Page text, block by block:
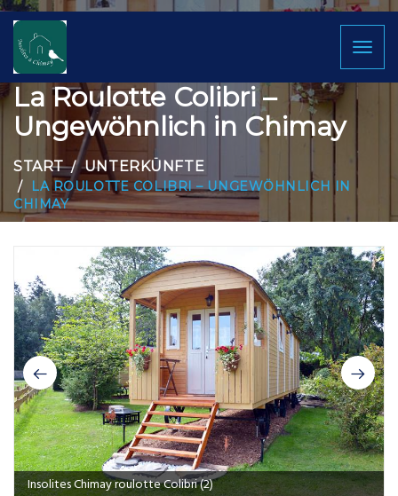
La Roulotte Colibri –
Ungewöhnlich in Chimay
START UNTERKÜNFTE
LA ROULOTTE COLIBRI – UNGEWÖHNLICH IN
CHIMAY
Insolites Chimay roulotte Colibri (2)